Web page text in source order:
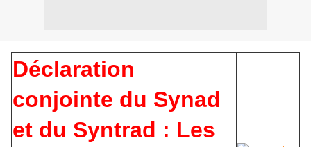
Déclaration
conjointe du Synad
et du Syntrad : Les